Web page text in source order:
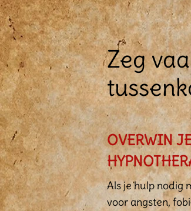
Zeg
OVERWIN
Als je hulp nodig
voor angsten,